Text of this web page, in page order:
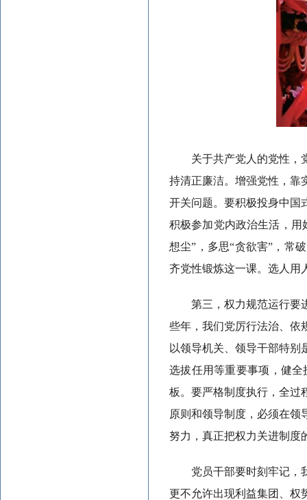
关于共产党人的党性，
持清正廉洁。增强党性，靠
开关问题。要积极投身中国
积极参加党内政治生活，用
想尘”，多思“贪欲害”，常
齐党性锻炼这一课。选人用
第三，权力规范运行要
些年，我们党厉行法治、依
以领导机关、领导干部特
选拔任用等重要事项，健
板。要严格制度执行，全过
原则和领导制度，必须在领
努力，真正把权力关进制度
党员干部要时刻牢记，
更不允许出现利益集团、权